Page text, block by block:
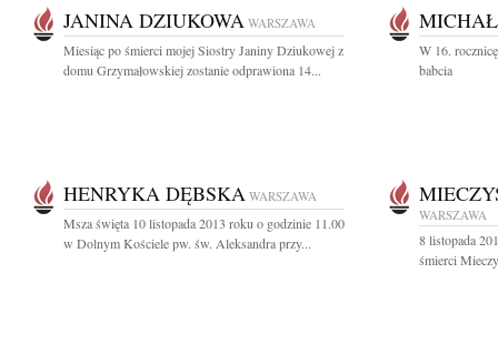
JANINA DZIUKOWA WARSZAWA
Miesiąc po śmierci mojej Siostry Janiny Dziukowej z
domu Grzymałowskiej zostanie odprawiona 14...
W 16.
babcia
HENRYKA DĘBSKA WARSZAWA
Msza święta 10 listopada 2013 roku o godzinie 11.00
w Dolnym Kościele pw. św. Aleksandra przy...
WARSZAWA
8 listopada
śmierci